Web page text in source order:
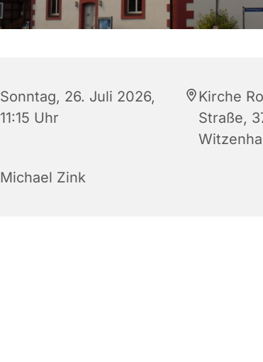
Sonntag, 26. Juli 2026,
11:15 Uhr
Kirche
Straße,
Michael Zink